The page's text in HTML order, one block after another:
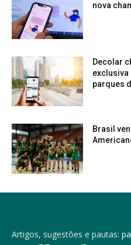
nova
Decolar
exclusiva
parques
Brasil
Artigos, sugestões e pautas: